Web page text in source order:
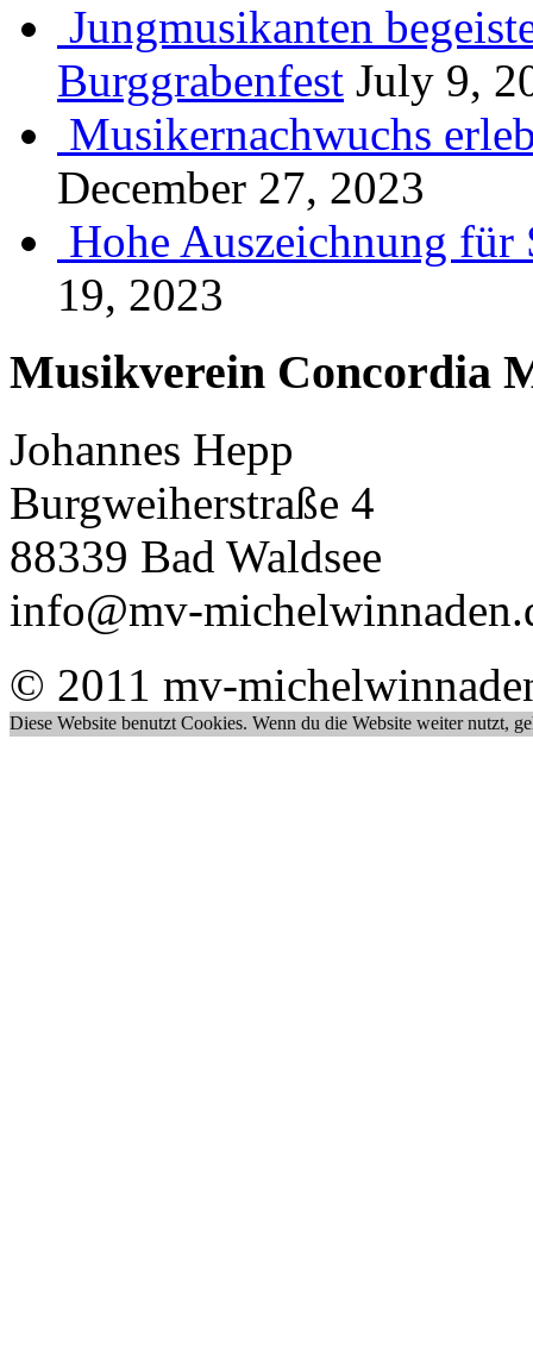
Jungmusikanten
Burggrabenfest July 9,
Musikernachwuchs
December 27, 2023
Hohe Auszeichnung für
19, 2023
Musikverein Concordia
Johannes Hepp
Burgweiherstraße 4
88339 Bad Waldsee
info@mv-
© 2011 mv-
Diese Website benutzt Cookies. Wenn du die Website weiter nutzt,